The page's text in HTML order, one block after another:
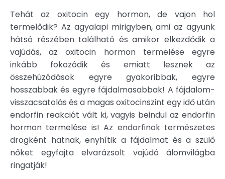
Tehát az oxitocin egy hormon, de vajon hol
termelődik? Az agyalapi mirigyben, ami az agyunk
hátsó részében található és amikor elkezdődik a
vajúdás, az oxitocin hormon termelése egyre
inkább fokozódik és emiatt lesznek az
összehúzódások egyre gyakoribbak, egyre
hosszabbak és egyre fájdalmasabbak! A fájdalom-
visszacsatolás és a magas oxitocinszint egy idő után
endorfin reakciót vált ki, vagyis beindul az endorfin
hormon termelése is! Az endorfinok természetes
drogként hatnak, enyhítik a fájdalmat és a szülő
nőket egyfajta elvarázsolt vajúdó álomvilágba
ringatják!